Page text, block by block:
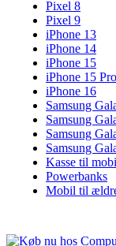
Pixel 8
Pixel 9
iPhone 13
iPhone 14
iPhone 15
iPhone 15 Pro
iPhone 16
Samsung
Samsung
Samsung
Samsung
Kasse til
Powerbanks
Mobil til